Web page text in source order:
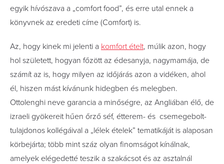
egyik hívószava a „comfort food”, és erre utal ennek a
könyvnek az eredeti címe (Comfort) is.
Az, hogy kinek mi jelenti a komfort ételt, múlik azon, hogy
hol született, hogyan főzött az édesanyja, nagymamája, de
számít az is, hogy milyen az időjárás azon a vidéken, ahol
él, hiszen mást kívánunk hidegben és melegben.
Ottolenghi neve garancia a minőségre, az Angliában élő, de
izraeli gyökereit hűen őrző séf, étterem- és csemegebolt-
tulajdonos kollégáival a „lélek ételek” tematikáját is alaposan
körbejárta; több mint száz olyan finomságot kínálnak,
amelyek elégedetté teszik a szakácsot és az asztalnál